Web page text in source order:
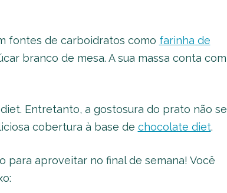
fontes de carboidratos como farinha de
branco de mesa. A sua massa conta com
Entretanto, a gostosura do prato não se
cobertura à base de chocolate diet.
aproveitar no final de semana! Você